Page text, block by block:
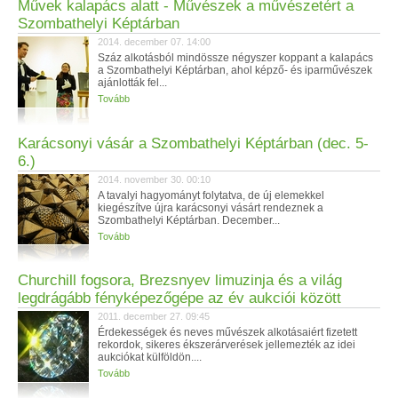
Művek kalapács alatt - Művészek a művészetért a
Szombathelyi Képtárban
2014. december 07. 14:00
Száz alkotásból mindössze négyszer koppant a kalapács
a Szombathelyi Képtárban, ahol képző- és iparművészek
ajánlották fel...
Tovább
Karácsonyi vásár a Szombathelyi Képtárban (dec. 5-
6.)
2014. november 30. 00:10
A tavalyi hagyományt folytatva, de új elemekkel
kiegészítve újra karácsonyi vásárt rendeznek a
Szombathelyi Képtárban. December...
Tovább
Churchill fogsora, Brezsnyev limuzinja és a világ
legdrágább fényképezőgépe az év aukciói között
2011. december 27. 09:45
Érdekességek és neves művészek alkotásaiért fizetett
rekordok, sikeres ékszerárverések jellemezték az idei
aukciókat külföldön....
Tovább